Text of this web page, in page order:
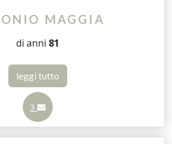
MAGGIA
di anni 81
leggi tutto
3